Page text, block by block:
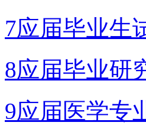
7应届毕业生
8应届毕业研
9应届医学专